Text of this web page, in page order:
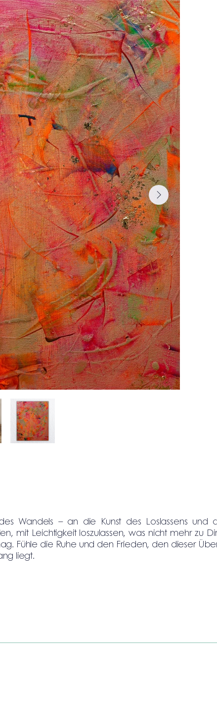
Wandels – an die Kunst des Loslassens und
mit Leichtigkeit loszulassen, was nicht mehr zu
Fühle die Ruhe und den Frieden, den dieser
liegt.